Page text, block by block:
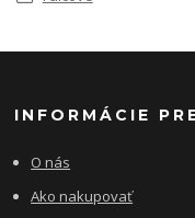
INFORMÁCIE
O nás
Ako nakupovať